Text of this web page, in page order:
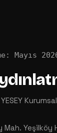
Mayıs
YESEY
Mah. Yeşilköy